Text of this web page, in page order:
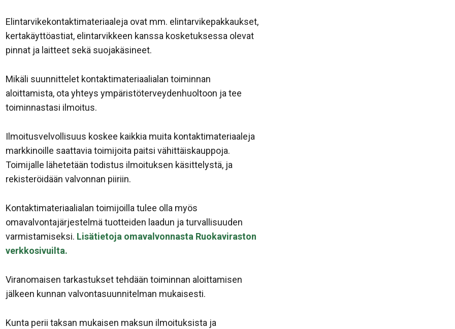
Elintarvikekontaktimateriaaleja ovat mm. elintarvikepakkaukset,
kertakäyttöastiat, elintarvikkeen kanssa kosketuksessa olevat
pinnat ja laitteet sekä suojakäsineet.
Mikäli suunnittelet kontaktimateriaalialan toiminnan
aloittamista, ota yhteys ympäristöterveydenhuoltoon ja tee
toiminnastasi ilmoitus.
Ilmoitusvelvollisuus koskee kaikkia muita kontaktimateriaaleja
markkinoille saattavia toimijoita paitsi vähittäiskauppoja.
Toimijalle lähetetään todistus ilmoituksen käsittelystä, ja
rekisteröidään valvonnan piiriin.
Kontaktimateriaalialan toimijoilla tulee olla myös
omavalvontajärjestelmä tuotteiden laadun ja turvallisuuden
varmistamiseksi. Lisätietoja omavalvonnasta Ruokaviraston
verkkosivuilta.
Viranomaisen tarkastukset tehdään toiminnan aloittamisen
jälkeen kunnan valvontasuunnitelman mukaisesti.
Kunta perii taksan mukaisen maksun ilmoituksista ja